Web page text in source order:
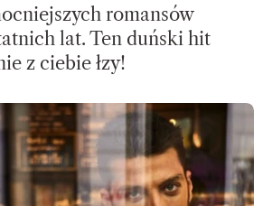
romansów
lat. Ten duński hit
z ciebie łzy!